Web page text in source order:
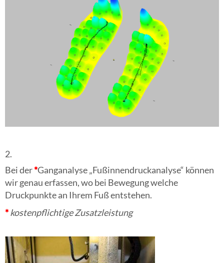
2.
Bei der*Ganganalyse „Fußinnendruckanalyse“ können
wir genau erfassen, wo bei Bewegung welche
Druckpunkte an Ihrem Fuß entstehen.
*kostenpflichtigeZusatzleistung